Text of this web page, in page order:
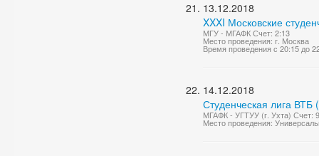
13.12.2018
XXXI Московские
МГУ - МГАФК Счет: 2:13
Место проведения: г. Москва
Время проведения с 20:15 до
14.12.2018
Студенческая лига ВТБ
МГАФК - УГТУУ (г. Ухта) Счет:
Место проведения: